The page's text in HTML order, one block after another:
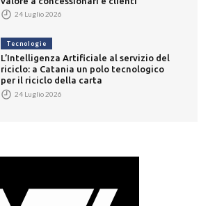
24 Luglio 2026
Tecnologie
L’Intelligenza Artificiale al servizio del
riciclo: a Catania un polo tecnologico
per il riciclo della carta
24 Luglio 2026